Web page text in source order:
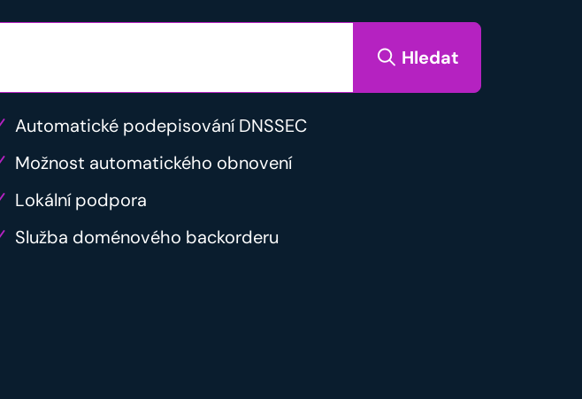
Hledat
Automatické podepisování DNSSEC
Možnost automatického obnovení
Lokální podpora
Služba doménového backorderu